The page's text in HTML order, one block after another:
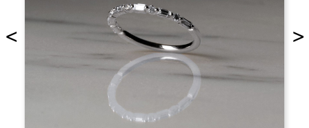
< >